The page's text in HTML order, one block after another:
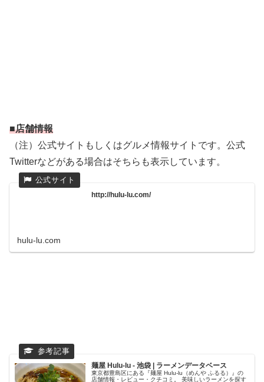
■店舗情報
（注）公式サイトもしくはグルメ情報サイトです。公式
Twitterなどがある場合はそちらも表示しています。
http://hulu-lu.com/
hulu-lu.com
麺屋 Hulu-lu - 池袋 | ラーメンデータベース
東京都豊島区にある『麺屋 Hulu-lu（めんや ふるる）』の
店舗情報・レビュー・クチコミ。 美味しいラーメンを探す